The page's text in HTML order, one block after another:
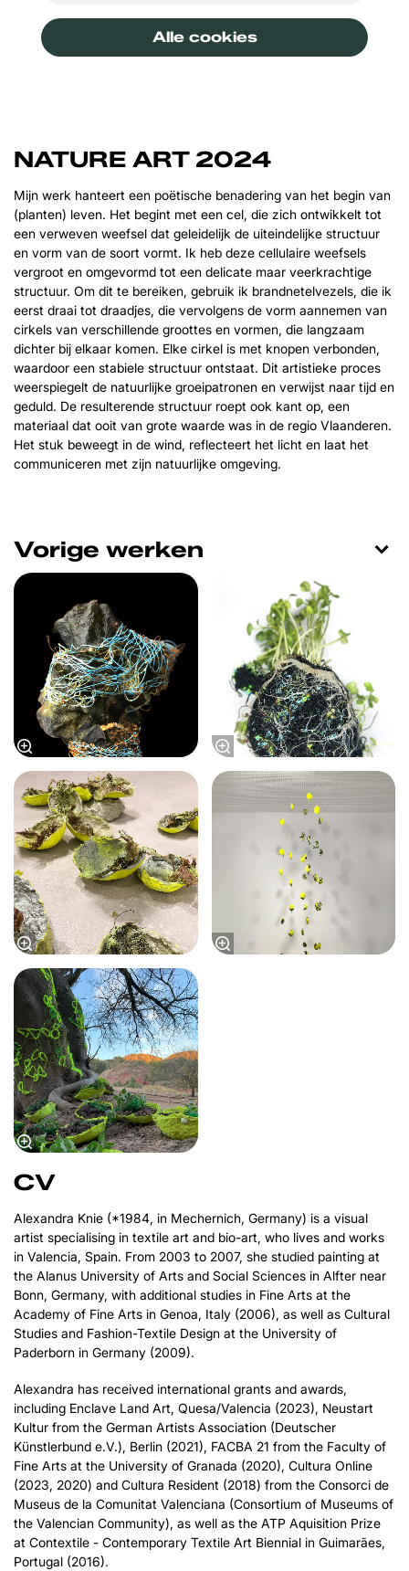
Alle cookies
NATURE ART 2024
Mijn werk hanteert een poëtische benadering van het begin van
(planten) leven. Het begint met een cel, die zich ontwikkelt tot
een verweven weefsel dat geleidelijk de uiteindelijke structuur
en vorm van de soort vormt. Ik heb deze cellulaire weefsels
vergroot en omgevormd tot een delicate maar veerkrachtige
structuur. Om dit te bereiken, gebruik ik brandnetelvezels, die ik
eerst draai tot draadjes, die vervolgens de vorm aannemen van
cirkels van verschillende groottes en vormen, die langzaam
dichter bij elkaar komen. Elke cirkel is met knopen verbonden,
waardoor een stabiele structuur ontstaat. Dit artistieke proces
weerspiegelt de natuurlijke groeipatronen en verwijst naar tijd en
geduld. De resulterende structuur roept ook kant op, een
materiaal dat ooit van grote waarde was in de regio Vlaanderen.
Het stuk beweegt in de wind, reflecteert het licht en laat het
communiceren met zijn natuurlijke omgeving.
Vorige werken
CV
Alexandra Knie (*1984, in Mechernich, Germany) is a visual
artist specialising in textile art and bio-art, who lives and works
in Valencia, Spain. From 2003 to 2007, she studied painting at
the Alanus University of Arts and Social Sciences in Alfter near
Bonn, Germany, with additional studies in Fine Arts at the
Academy of Fine Arts in Genoa, Italy (2006), as well as Cultural
Studies and Fashion-Textile Design at the University of
Paderborn in Germany (2009).
Alexandra has received international grants and awards,
including Enclave Land Art, Quesa/Valencia (2023), Neustart
Kultur from the German Artists Association (Deutscher
Künstlerbund e.V.), Berlin (2021), FACBA 21 from the Faculty of
Fine Arts at the University of Granada (2020), Cultura Online
(2023, 2020) and Cultura Resident (2018) from the Consorci de
Museus de la Comunitat Valenciana (Consortium of Museums of
the Valencian Community), as well as the ATP Aquisition Prize
at Contextile - Contemporary Textile Art Biennial in Guimarães,
Portugal (2016).